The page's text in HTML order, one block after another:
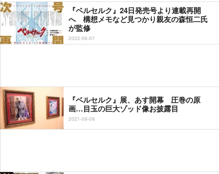
『ベルセルク』24日発売号より連載再開
へ 構想メモなど見つかり親友の森恒二氏
が監修
2022-06-07
『ベルセルク』展、あす開幕 圧巻の原
画…目玉の巨大ゾッド像お披露目
2021-09-09